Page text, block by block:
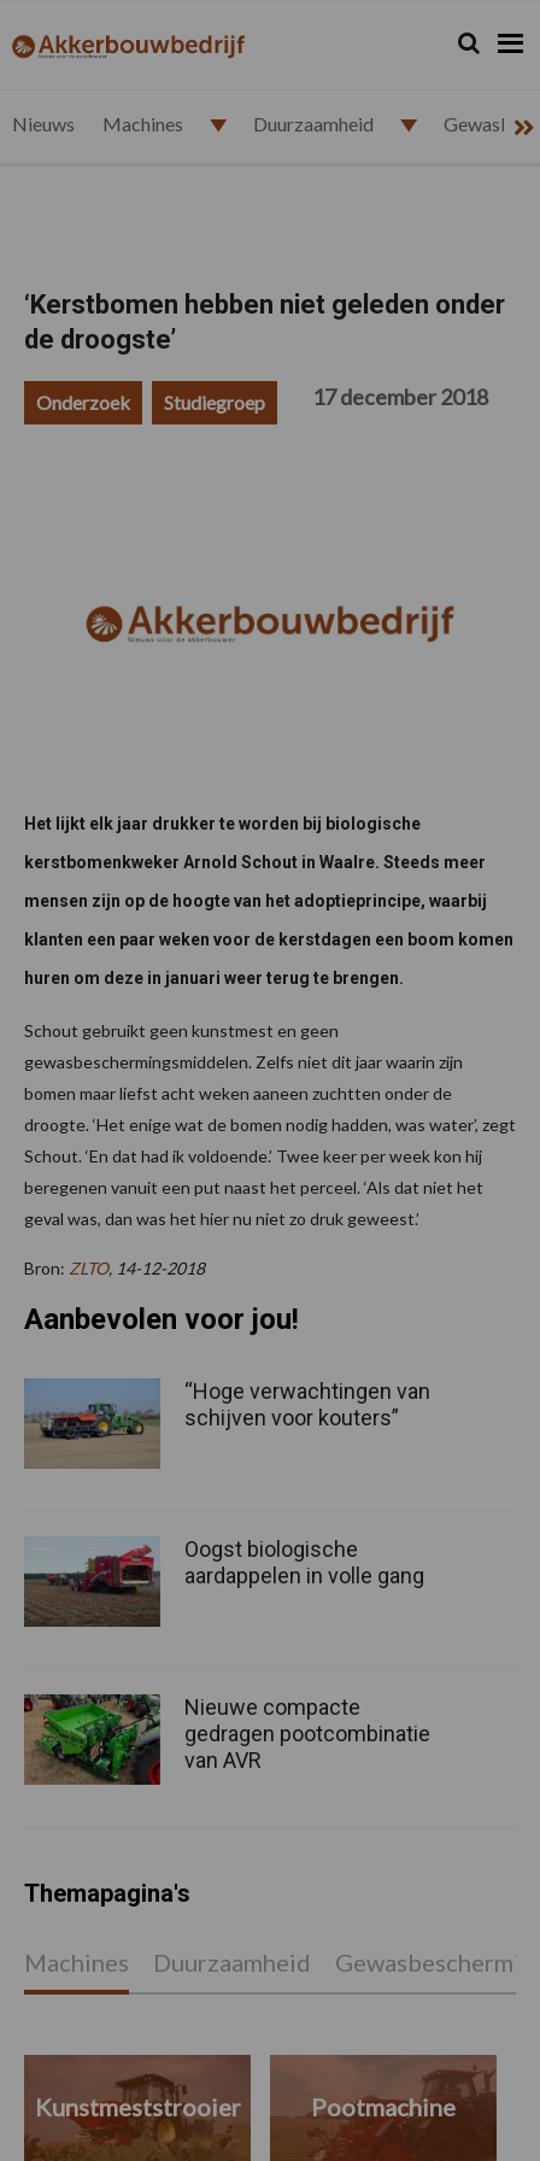
de
de
de
de
akkerbouwbedrijf.nl Zoeken...
Zoek
Nieuws Machines Duurzaamheid
‘Kerstbomen hebben niet geleden onder
de droogste’
Onderzoek Studiegroep 17 december 2018
Het lijkt elk jaar drukker te worden bij biologische
kerstbomenkweker Arnold Schout in Waalre. Steeds meer
mensen zijn op de hoogte van het adoptieprincipe, waarbij
klanten een paar weken voor de kerstdagen een boom komen
huren om deze in januari weer terug te brengen.
Schout gebruikt geen kunstmest en geen
gewasbeschermingsmiddelen. Zelfs niet dit jaar waarin zijn
bomen maar liefst acht weken aaneen zuchtten onder de
droogte. ‘Het enige wat de bomen nodig hadden, was water’, zegt
Schout. ‘En dat had ik voldoende.’ Twee keer per week kon hij
beregenen vanuit een put naast het perceel. ‘Als dat niet het
geval was, dan was het hier nu niet zo druk geweest.’
Bron: ZLTO, 14-12-2018
Aanbevolen voor jou!
“Hoge verwachtingen van
schijven voor kouters”
Oogst biologische
aardappelen in volle gang
Nieuwe compacte
gedragen pootcombinatie
van AVR
Themapagina's
Machines Duurzaamheid
Kunstmeststrooier Pootmachine